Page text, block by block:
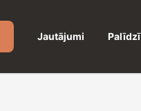
Jautājumi